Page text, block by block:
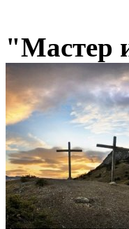
"Мастер